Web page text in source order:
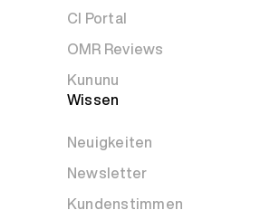
CI Portal
OMR Reviews
Kununu
Wissen
Neuigkeiten
Newsletter
Kundenstimmen